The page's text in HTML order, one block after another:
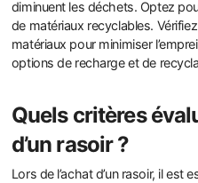
diminuent les déchets. Optez
de matériaux recyclables.
matériaux pour minimiser
options de recharge et de
Quels critères
d’un rasoir ?
Lors de l’achat d’un rasoir, il est